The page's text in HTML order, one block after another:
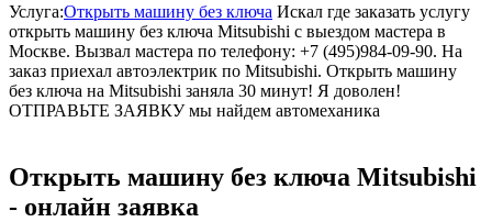
Услуга:Открыть машину без ключа Искал где заказать услугу
открыть машину без ключа Mitsubishi с выездом мастера в
Москве. Вызвал мастера по телефону: +7 (495)984-09-90. На
заказ приехал автоэлектрик по Mitsubishi. Открыть машину
без ключа на Mitsubishi заняла 30 минут! Я доволен!
ОТПРАВЬТЕ ЗАЯВКУ мы найдем автомеханика
Открыть машину без ключа Mitsubishi
- онлайн заявка